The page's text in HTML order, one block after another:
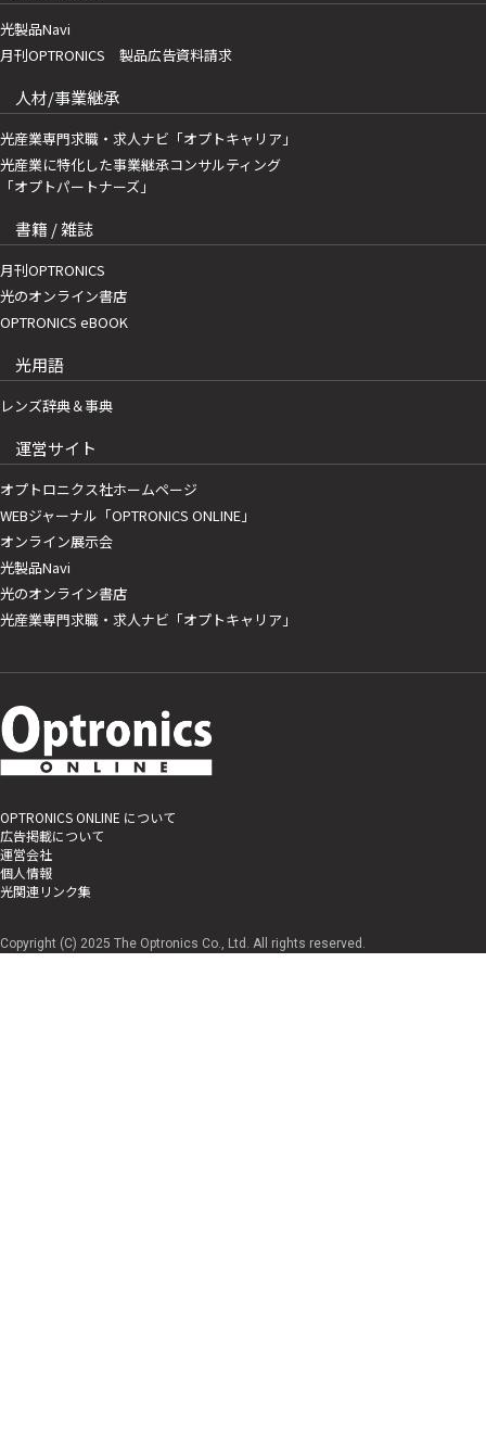
光製品Navi
月刊OPTRONICS 製品広告資料請求
人材/事業継承
光産業専門求職・求人ナビ「オプトキャリア」
光産業に特化した事業継承コンサルティング
「オプトパートナーズ」
書籍 / 雑誌
月刊OPTRONICS
光のオンライン書店
OPTRONICS eBOOK
光用語
レンズ辞典＆事典
運営サイト
オプトロニクス社ホームページ
WEBジャーナル「OPTRONICS ONLINE」
オンライン展示会
光製品Navi
光のオンライン書店
光産業専門求職・求人ナビ「オプトキャリア」
OPTRONICS ONLINE について
広告掲載について
運営会社
個人情報
光関連リンク集
Copyright (C) 2025 The Optronics Co., Ltd. All rights reserved.